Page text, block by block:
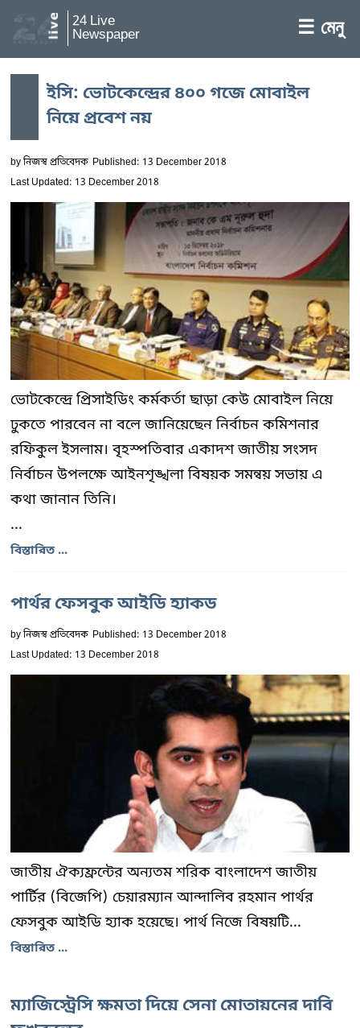
24 Live
Newspaper ☰ মেনু
ইসি: ভোটকেন্দ্রের ৪০০ গজে মোবাইল
নিয়ে প্রবেশ নয়
byনিজস্ব প্রতিবেদক Published: 13 December 2018
Last Updated: 13 December 2018
ভোটকেন্দ্রে প্রিসাইডিং কর্মকর্তা ছাড়া কেউ মোবাইল নিয়ে
ঢুকতে পারবেন না বলে জানিয়েছেন নির্বাচন কমিশনার
রফিকুল ইসলাম। বৃহস্পতিবার একাদশ জাতীয় সংসদ
নির্বাচন উপলক্ষে আইনশৃঙ্খলা বিষয়ক সমন্বয় সভায় এ
কথা জানান তিনি।
...
বিস্তারিত ...
পার্থর ফেসবুক আইডি হ্যাকড
byনিজস্ব প্রতিবেদক Published: 13 December 2018
Last Updated: 13 December 2018
জাতীয় ঐক্যফ্রন্টের অন্যতম শরিক বাংলাদেশ জাতীয়
পার্টির (বিজেপি) চেয়ারম্যান আন্দালিব রহমান পার্থর
ফেসবুক আইডি হ্যাক হয়েছে। পার্থ নিজে বিষয়টি...
বিস্তারিত ...
ম্যাজিস্ট্রেসি ক্ষমতা দিয়ে সেনা মোতায়নের দাবি